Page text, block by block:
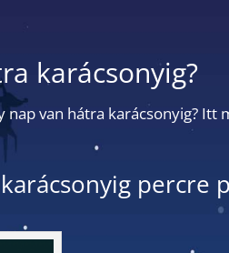
karácsonyig?
van hátra karácsonyig?
percre